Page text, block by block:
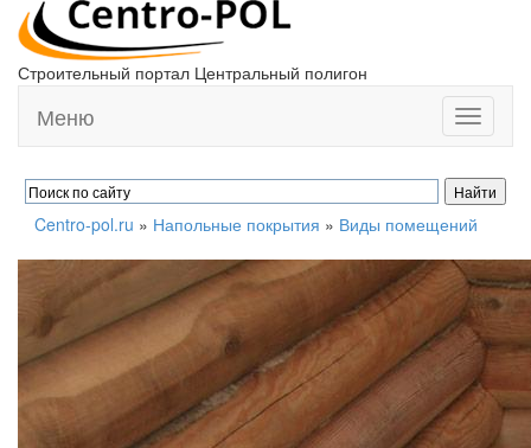
Строительный портал Центральный полигон
Toggle
Меню
Centro-pol.ru » Напольные покрытия » Виды помещений